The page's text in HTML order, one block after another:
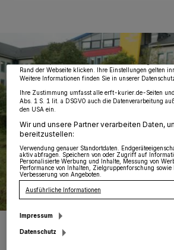
Ines Willner vom Rhein-Kreis Neuss.
Foto: RKN.
wie Browserdaten oder eindeutige Kennungen auf
Zwecke. Wenn Tracker deaktiviert sind, sind manche
möglicherweise nicht mehr so relevant für Sie. Sie
wieder aufrufen, um Ihre Einstellungen zu ändern oder
widerrufen, indem Sie auf den Link Einstellungen oder
Rand der Webseite klicken. Ihre Einstellungen gelten
Weitere Informationen finden Sie in unserer
Ihre Zustimmung umfasst alle erft-kurier.de-Seiten
Abs. 1 S. 1 lit. a DSGVO auch die Datenverarbeitung
den USA ein.
Wir und unsere Partner verarbeiten Daten,
bereitzustellen:
Verwendung genauer Standortdaten.
aktiv abfragen. Speichern von oder Zugriff auf
Personalisierte Werbung und Inhalte, Messung von
Performance von Inhalten, Zielgruppenforschung
Verbesserung von Angeboten.
Ausführliche Informationen
Impressum
Datenschutz